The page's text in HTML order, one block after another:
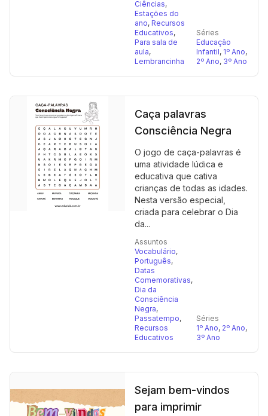
Ciências,
Estações do
ano, Recursos
Educativos,
Para sala de
aula,
Lembrancinha
Séries
Educação
Infantil, 1º Ano,
2º Ano, 3º Ano
Caça palavras
Consciência Negra
O jogo de caça-palavras é
uma atividade lúdica e
educativa que cativa
crianças de todas as idades.
Nesta versão especial,
criada para celebrar o Dia
da...
Assuntos
Vocabulário,
Português,
Datas
Comemorativas,
Dia da
Consciência
Negra,
Passatempo,
Recursos
Educativos
Séries
1º Ano, 2º Ano,
3º Ano
Sejam bem-vindos
para imprimir